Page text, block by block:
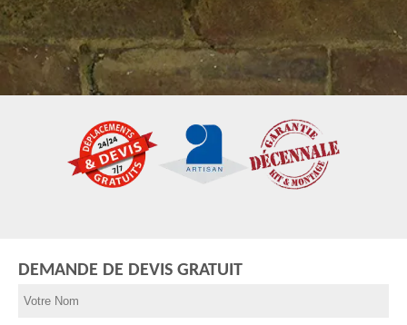
DEMANDE DE DEVIS GRATUIT